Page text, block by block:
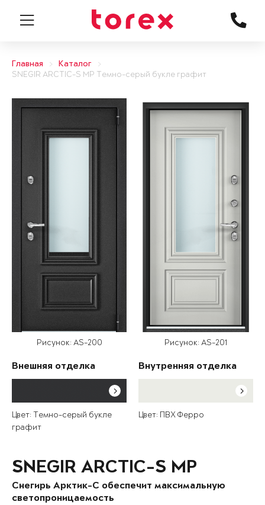
Главная
Каталог
SNEGIR ARCTIC-S MP Темно-серый букле графит
Рисунок: AS-200
Внешняя отделка
Цвет: Темно-серый букле
графит
Рисунок: AS-201
Внутренняя отделка
Цвет: ПВХ Ферро
SNEGIR ARCTIC-S MP
Снегирь Арктик-С обеспечит максимальную
светопроницаемость